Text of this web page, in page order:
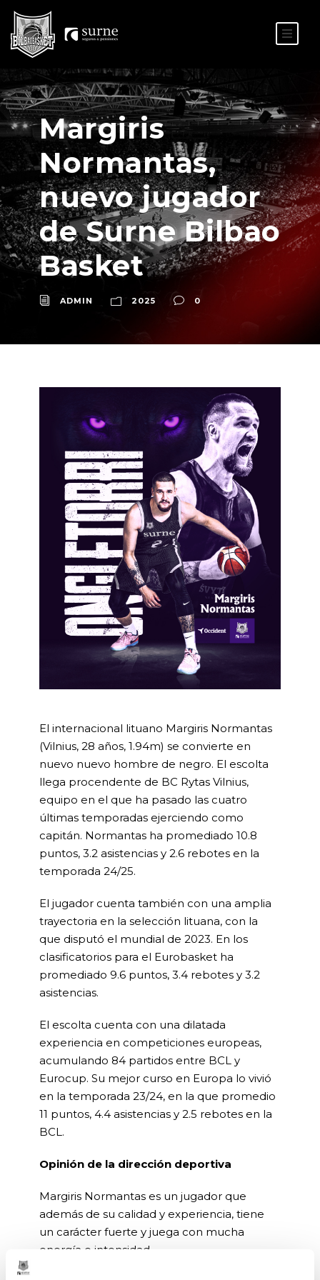
Margiris
Normantas,
nuevo jugador
de Surne Bilbao
Basket
ADMIN 2025 0
El internacional lituano Margiris Normantas
(Vilnius, 28 años, 1.94m) se convierte en
nuevo nuevo hombre de negro. El escolta
llega procendente de BC Rytas Vilnius,
equipo en el que ha pasado las cuatro
últimas temporadas ejerciendo como
capitán. Normantas ha promediado 10.8
puntos, 3.2 asistencias y 2.6 rebotes en la
temporada 24/25.
El jugador cuenta también con una amplia
trayectoria en la selección lituana, con la
que disputó el mundial de 2023. En los
clasificatorios para el Eurobasket ha
promediado 9.6 puntos, 3.4 rebotes y 3.2
asistencias.
El escolta cuenta con una dilatada
experiencia en competiciones europeas,
acumulando 84 partidos entre BCL y
Eurocup. Su mejor curso en Europa lo vivió
en la temporada 23/24, en la que promedio
11 puntos, 4.4 asistencias y 2.5 rebotes en la
BCL.
Opinión de la dirección deportiva
Margiris Normantas es un jugador que
además de su calidad y experiencia, tiene
un carácter fuerte y juega con mucha
energía e intensidad.